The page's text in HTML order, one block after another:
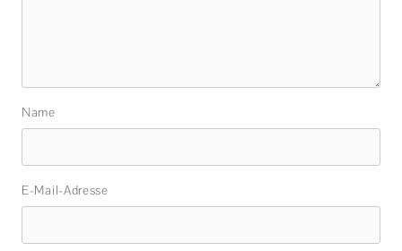
Name
E-Mail-Adresse